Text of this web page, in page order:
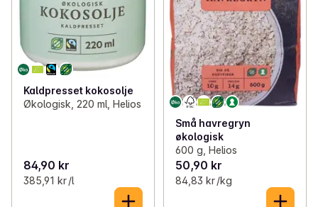
Kaldpresset kokosolje
Økologisk, 220 ml, Helios
84,90 kr
385,91 kr /l
Små havregryn
økologisk
600 g, Helios
50,90 kr
84,83 kr /kg